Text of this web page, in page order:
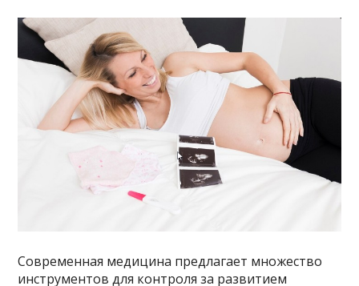
Современная медицина предлагает множество
инструментов для контроля за развитием